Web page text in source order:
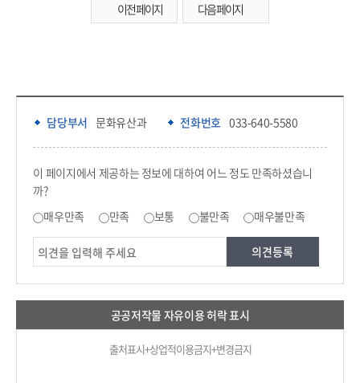
이전 페이지 다음 페이지
담당부서 정보 & 컨텐츠 만족도 조사 & 공공저작물 자유이용 허락 표시
담당부서 문화유산과 전화번호 033-640-5580
이 페이지에서 제공하는 정보에 대하여 어느 정도 만족하셨습니
까?
매우만족 만족 보통 불만족 매우불만족
공공저작물 자유이용 허락 표시
출처표시+상업적이용금지+변경금지